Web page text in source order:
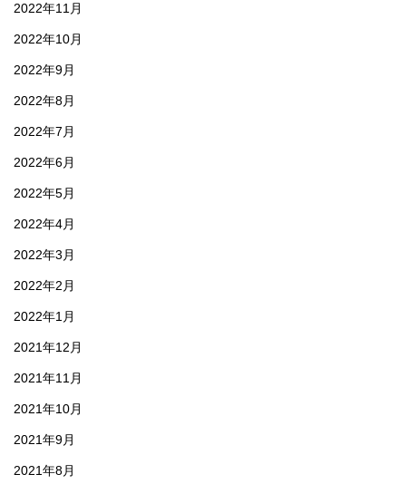
2022年11月
2022年10月
2022年9月
2022年8月
2022年7月
2022年6月
2022年5月
2022年4月
2022年3月
2022年2月
2022年1月
2021年12月
2021年11月
2021年10月
2021年9月
2021年8月